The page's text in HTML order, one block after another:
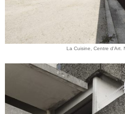
La Cuisine, Centre d'Art.